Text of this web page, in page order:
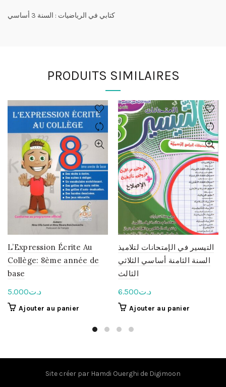
كتابي في الرياضيات : السنة 3 أساسي
PRODUITS SIMILAIRES
L’Expression Écrite Au
Collège: 8ème année de
base
د.ت5.000
Ajouter au panier
التيسير في الإمتحانات لتلاميذ
السنة الثامنة أساسي الثلاثي
الثالث
د.ت6.500
Ajouter au panier
Site créer par Hamdi Ouerghi de Digimoon